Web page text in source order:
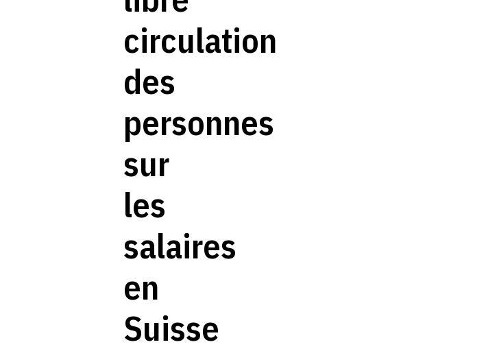
circulation
des
personnes
sur
les
salaires
en
Suisse